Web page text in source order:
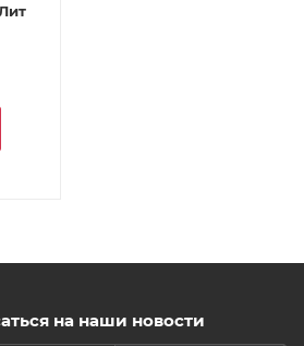
на наши новости